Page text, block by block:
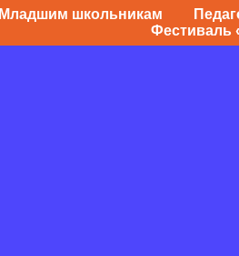
Младшим школьникам